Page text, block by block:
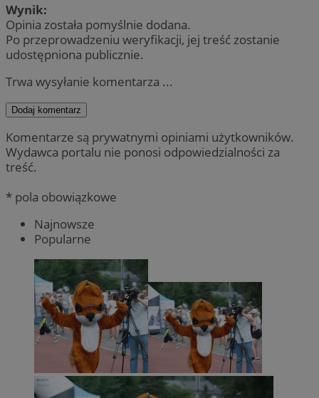
Wynik:
Opinia została pomyślnie dodana.
Po przeprowadzeniu weryfikacji, jej treść zostanie
udostępniona publicznie.
Trwa wysyłanie komentarza ...
Dodaj komentarz
Komentarze są prywatnymi opiniami użytkowników.
Wydawca portalu nie ponosi odpowiedzialności za
treść.
* pola obowiązkowe
Najnowsze
Popularne